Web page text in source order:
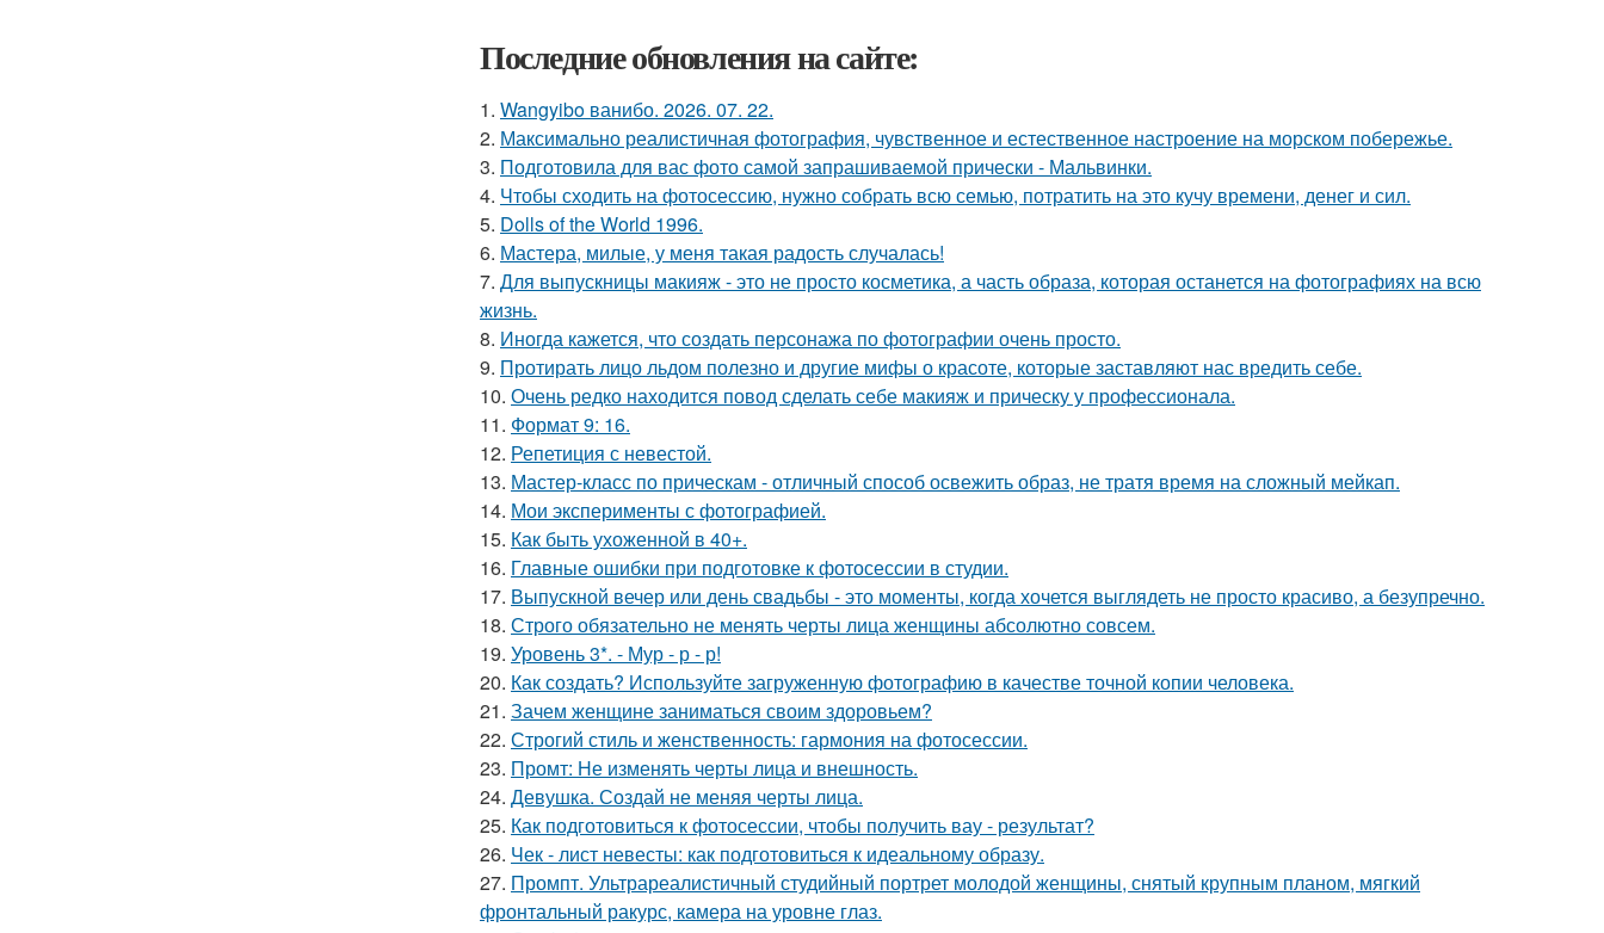
Последние обновления на сайте:
1. Wangyibo ванибо. 2026. 07. 22.
2. Максимально реалистичная фотография, чувственное и естественное настроение на морском побережье.
3. Подготовила для вас фото самой запрашиваемой прически - Мальвинки.
4. Чтобы сходить на фотосессию, нужно собрать всю семью, потратить на это кучу времени, денег и сил.
5. Dolls of the World 1996.
6. Мастера, милые, у меня такая радость случалась!
7. Для выпускницы макияж - это не просто косметика, а часть образа, которая останется на фотографиях на всю
жизнь.
8. Иногда кажется, что создать персонажа по фотографии очень просто.
9. Протирать лицо льдом полезно и другие мифы о красоте, которые заставляют нас вредить себе.
10. Очень редко находится повод сделать себе макияж и прическу у профессионала.
11. Формат 9: 16.
12. Репетиция с невестой.
13. Мастер-класс по прическам - отличный способ освежить образ, не тратя время на сложный мейкап.
14. Мои эксперименты с фотографией.
15. Как быть ухоженной в 40+.
16. Главные ошибки при подготовке к фотосессии в студии.
17. Выпускной вечер или день свадьбы - это моменты, когда хочется выглядеть не просто красиво, а безупречно.
18. Строго обязательно не менять черты лица женщины абсолютно совсем.
19. Уровень 3*. - Мур - р - р!
20. Как создать? Используйте загруженную фотографию в качестве точной копии человека.
21. Зачем женщине заниматься своим здоровьем?
22. Строгий стиль и женственность: гармония на фотосессии.
23. Промт: Не изменять черты лица и внешность.
24. Девушка. Создай не меняя черты лица.
25. Как подготовиться к фотосессии, чтобы получить вау - результат?
26. Чек - лист невесты: как подготовиться к идеальному образу.
27. Промпт. Ультрареалистичный студийный портрет молодой женщины, снятый крупным планом, мягкий
фронтальный ракурс, камера на уровне глаз.